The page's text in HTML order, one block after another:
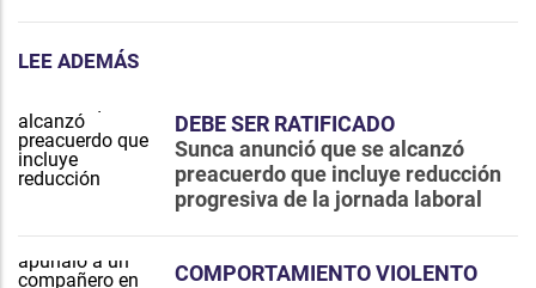
LEE ADEMÁS
DEBE SER RATIFICADO
Sunca anunció que se alcanzó
preacuerdo que incluye reducción
progresiva de la jornada laboral
COMPORTAMIENTO VIOLENTO